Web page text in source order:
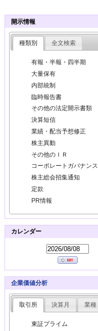
開示情報
種類別 全文検索
有報・半報・四半期
大量保有
内部統制
臨時報告書
その他の法定開示書類
決算短信
業績・配当予想修正
株主異動
その他のＩＲ
コーポレートガバナンス
株主総会招集通知
定款
PR情報
カレンダー
企業価値分析
取引所 決算月 業種
東証プライム